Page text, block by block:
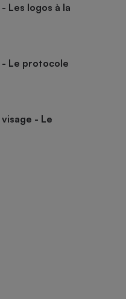
Les logos à la
- Le protocole
- Le